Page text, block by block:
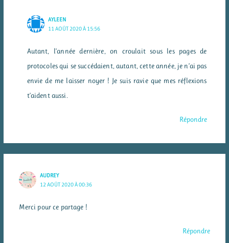
AYLEEN
11 AOÛT 2020 À 15:56
Autant, l’année dernière, on croulait sous les pages de
protocoles qui se succédaient, autant, cette année, je n’ai pas
envie de me laisser noyer ! Je suis ravie que mes réflexions
t’aident aussi.
Répondre
AUDREY
12 AOÛT 2020 À 00:36
Merci pour ce partage !
Répondre